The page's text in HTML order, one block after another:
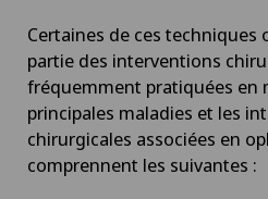
Certaines de ces
partie des interventions
fréquemment pratiquées en
principales maladies et les
chirurgicales associées en
comprennent les suivantes :